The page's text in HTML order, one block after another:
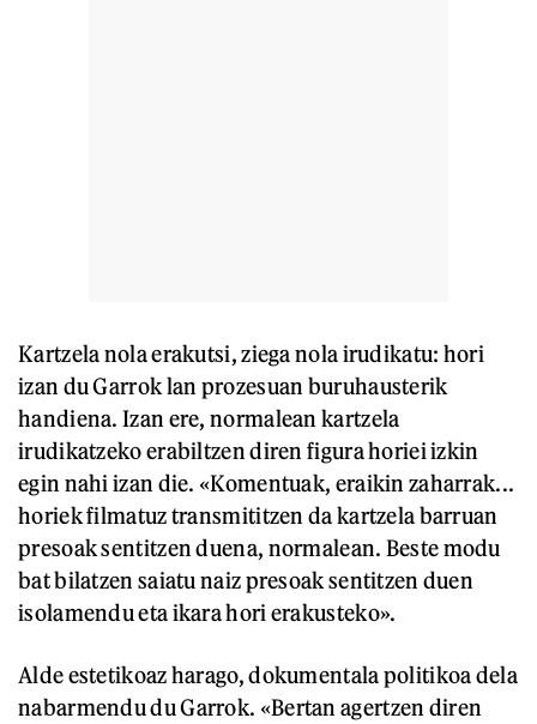
Kartzela nola erakutsi, ziega nola irudikatu: hori
izan du Garrok lan prozesuan buruhausterik
handiena. Izan ere, normalean kartzela
irudikatzeko erabiltzen diren figura horiei izkin
egin nahi izan die. «Komentuak, eraikin zaharrak...
horiek filmatuz transmititzen da kartzela barruan
presoak sentitzen duena, normalean. Beste modu
bat bilatzen saiatu naiz presoak sentitzen duen
isolamendu eta ikara hori erakusteko».
Alde estetikoaz harago, dokumentala politikoa dela
nabarmendu du Garrok. «Bertan agertzen diren